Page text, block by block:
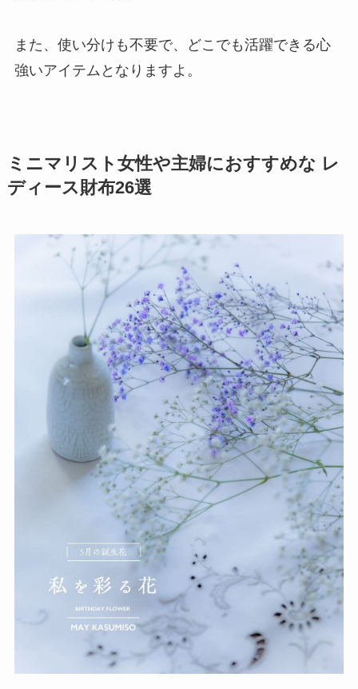
また、使い分けも不要で、どこでも活躍できる心
強いアイテムとなりますよ。
ミニマリスト女性や主婦におすすめな レ
ディース財布26選